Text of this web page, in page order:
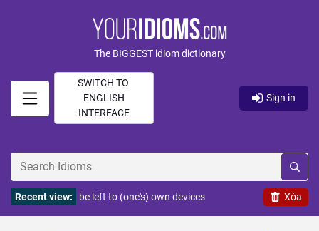
The BIGGEST idiom dictionary
SWITCH TO
ENGLISH
INTERFACE
Sign in
Xóa
Recent view: be left to (one's) own devices